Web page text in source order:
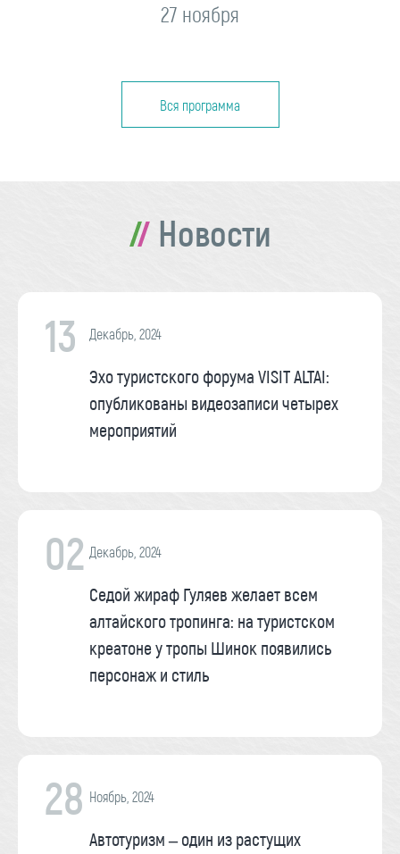
27 ноября
Вся программа
Новости
13 Декабрь, 2024
Эхо туристского форума VISIT ALTAI:
опубликованы видеозаписи четырех
мероприятий
02 Декабрь, 2024
Седой жираф Гуляев желает всем
алтайского тропинга: на туристском
креатоне у тропы Шинок появились
персонаж и стиль
28 Ноябрь, 2024
Автотуризм – один из растущих